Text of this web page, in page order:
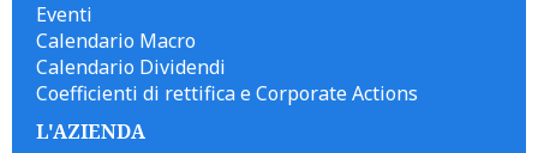
Eventi
Calendario Macro
Calendario Dividendi
Coefficienti di rettifica e Corporate Actions
L'AZIENDA